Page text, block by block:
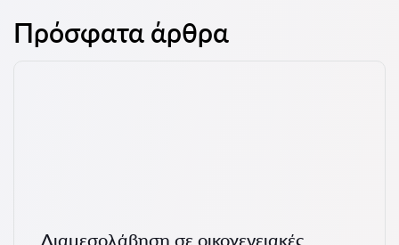
Πρόσφατα άρθρα
Διαμεσολάβηση σε οικογενειακές